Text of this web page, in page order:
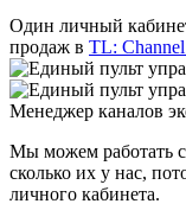
Один личный
продаж в TL:
Менеджер каналов
Мы можем работать
сколько их у нас,
личного кабинета.